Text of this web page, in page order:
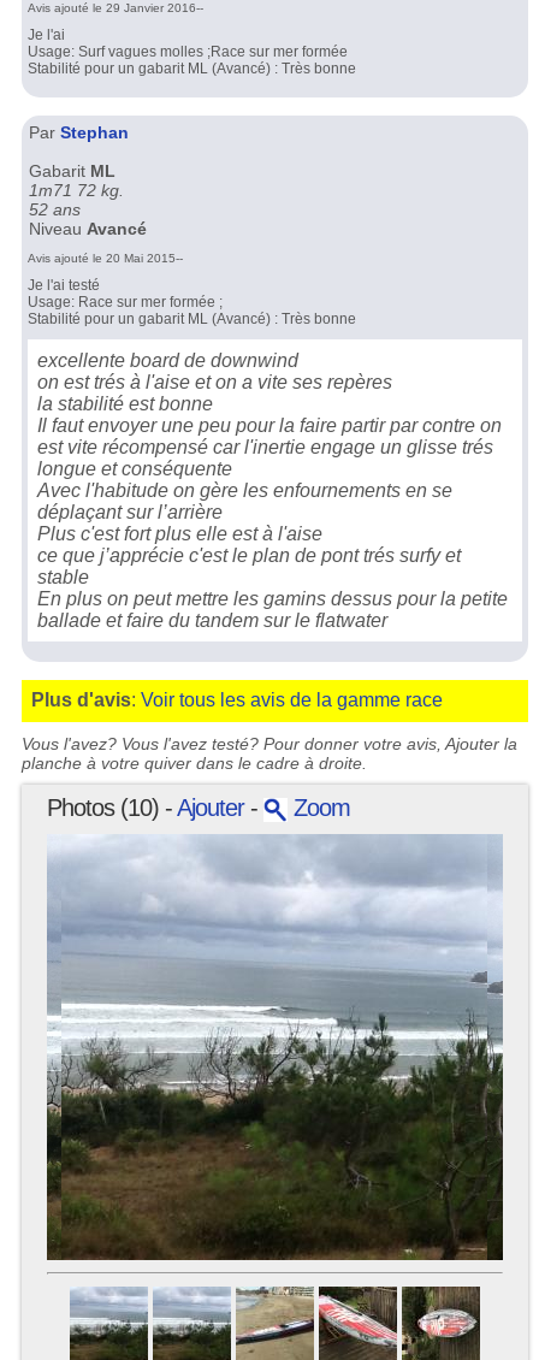
Avis ajouté le 29 Janvier 2016--
Je l'ai
Usage: Surf vagues molles ;Race sur mer formée
Stabilité pour un gabarit ML (Avancé) : Très bonne
Par Stephan
Gabarit ML
1m71 72 kg.
52 ans
Niveau Avancé
Avis ajouté le 20 Mai 2015--
Je l'ai testé
Usage: Race sur mer formée ;
Stabilité pour un gabarit ML (Avancé) : Très bonne
excellente board de downwind
on est trés à l'aise et on a vite ses repères
la stabilité est bonne
Il faut envoyer une peu pour la faire partir par contre on
est vite récompensé car l'inertie engage un glisse trés
longue et conséquente
Avec l'habitude on gère les enfournements en se
déplaçant sur l’arrière
Plus c'est fort plus elle est à l'aise
ce que j’apprécie c'est le plan de pont trés surfy et
stable
En plus on peut mettre les gamins dessus pour la petite
ballade et faire du tandem sur le flatwater
Plus d'avis:Voir tous les avis de la gamme race
Vous l'avez? Vous l'avez testé? Pour donner votre avis, Ajouter la
planche à votre quiver dans le cadre à droite.
Photos (10) -Ajouter- Zoom